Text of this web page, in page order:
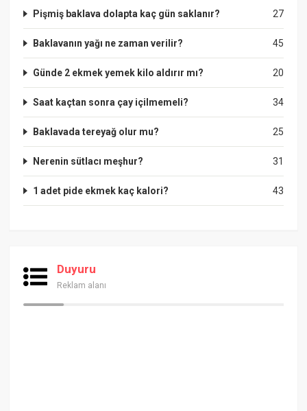
27
Pişmiş baklava dolapta kaç gün saklanır?
45
Baklavanın yağı ne zaman verilir?
20
Günde 2 ekmek yemek kilo aldırır mı?
34
Saat kaçtan sonra çay içilmemeli?
25
Baklavada tereyağ olur mu?
31
Nerenin sütlacı meşhur?
43
1 adet pide ekmek kaç kalori?
Duyuru
Reklam alanı